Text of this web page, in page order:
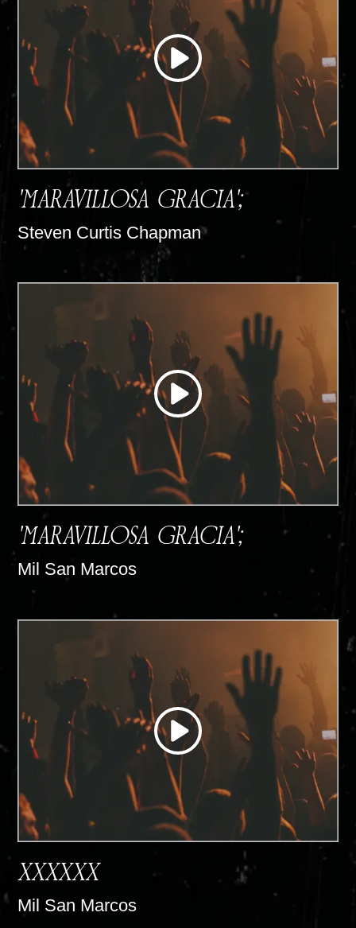
'MARAVILLOSA GRACIA';
Steven Curtis Chapman
'MARAVILLOSA GRACIA';
Mil San Marcos
XXXXXX
Mil San Marcos